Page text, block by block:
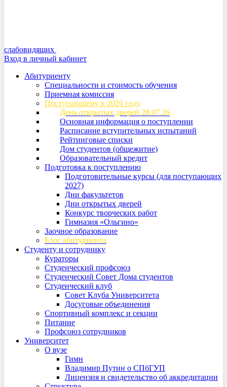
слабовидящих
Вход в личный кабинет
Абитуриенту
Специальности и стоимость обучения
Приемная комиссия
Поступающему в 2026 году
День открытых дверей 28.07.26
Основная информация о поступлении
Расписание вступительных испытаний
Рейтинговые списки
Дом студентов (общежитие)
Образовательный кредит
Подготовка к поступлению
Подготовительные курсы (для поступающих
2027)
Дни факультетов
Дни открытых дверей
Конкурс творческих работ
Гимназия «Ольгино»
Заочное образование
Блог абитуриента
Студенту и сотруднику
Кураторы
Студенческий профсоюз
Студенческий Совет Дома студентов
Студенческий клуб
Совет Клуба Университета
Досуговые объединения
Спортивный комплекс и секции
Питание
Профсоюз сотрудников
Университет
О вузе
Гимн
Владимир Путин о СПбГУП
Лицензия и свидетельство об аккредитации